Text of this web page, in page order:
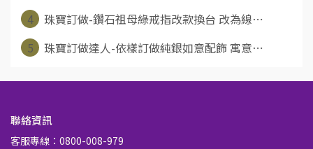
4
珠寶訂做-鑽石祖母綠戒指改款換台 改為線⋯
5
珠寶訂做達人-依樣訂做純銀如意配飾 寓意⋯
聯絡資訊
客服專線：0800-008-979